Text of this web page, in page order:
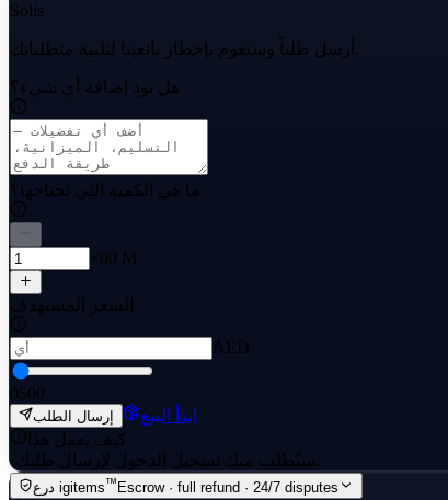
Solis
أرسل طلباً وسنقوم بإخطار بائعينا لتلبية متطلباتك.
هل تود إضافة أي شيء؟
ما هي الكمية التي تحتاجها؟
×00 M
السعر المستهدف
AED
0500
إرسال الطلب
ابدأ البيع
كيف يعمل هذا
·
درع igitems™ Escrow · full refund · 24/7 disputes